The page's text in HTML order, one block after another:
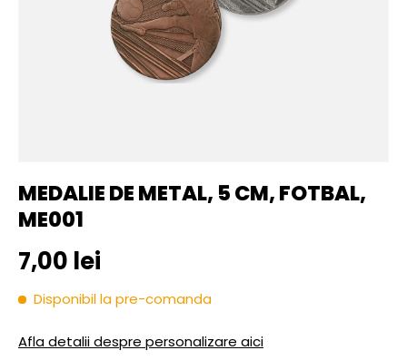
MEDALIE DE METAL, 5 CM, FOTBAL,
ME001
Pret initial
7,00 lei
Disponibil la pre-comanda
Afla detalii despre personalizare aici